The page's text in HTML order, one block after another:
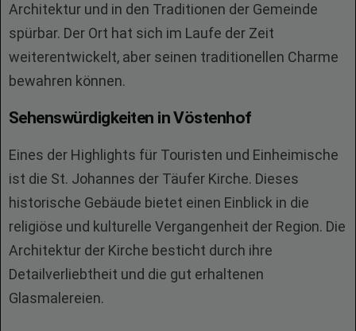
Architektur und in den Traditionen der Gemeinde
spürbar. Der Ort hat sich im Laufe der Zeit
weiterentwickelt, aber seinen traditionellen Charme
bewahren können.
Sehenswürdigkeiten in Vöstenhof
Eines der Highlights für Touristen und Einheimische
ist die St. Johannes der Täufer Kirche. Dieses
historische Gebäude bietet einen Einblick in die
religiöse und kulturelle Vergangenheit der Region. Die
Architektur der Kirche besticht durch ihre
Detailverliebtheit und die gut erhaltenen
Glasmalereien.